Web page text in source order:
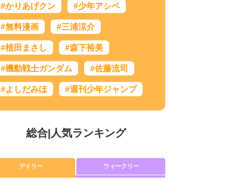
#かりあげクン #少年アシベ
#無料漫画 #三浦涼介
#植田まさし #森下裕美
#機動戦士ガンダム #佐藤流司
#よしだみほ #週刊少年ジャンプ
総合| 人気ランキング
デイリー ウィークリー